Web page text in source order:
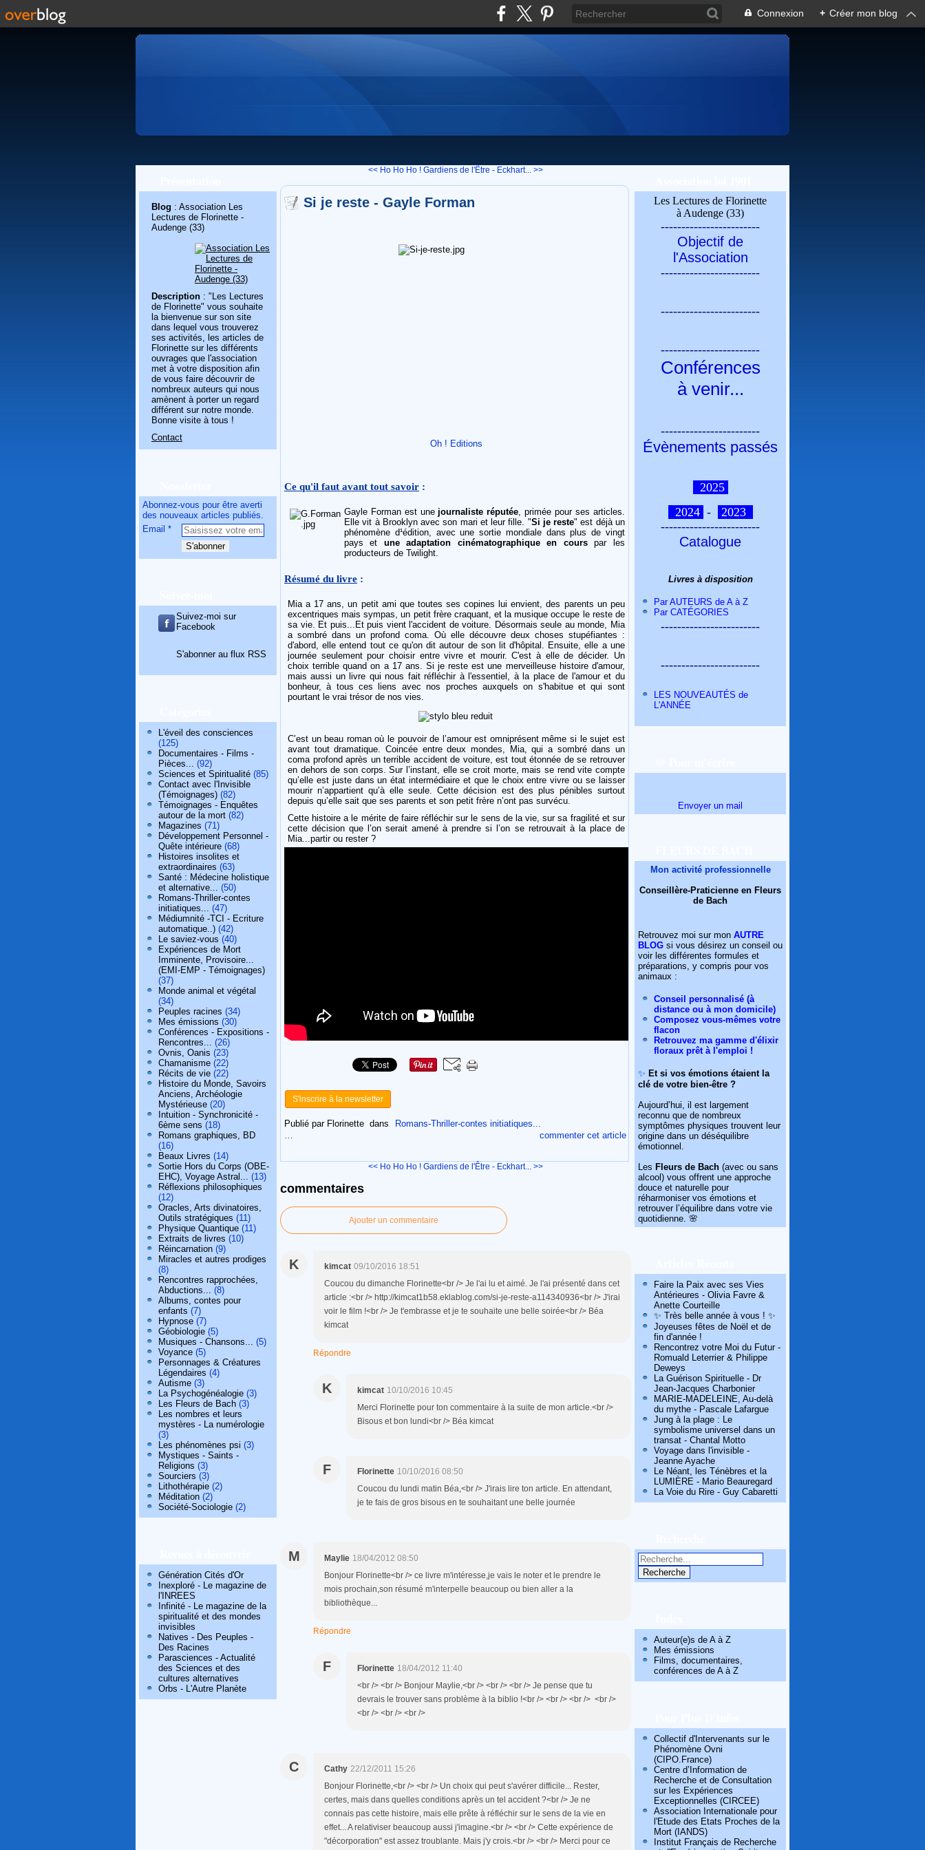
Connexion + Créer mon blog
Blog : Association Les
Lectures de Florinette -
Audenge (33)
Description : "Les Lectures
de Florinette" vous souhaite
la bienvenue sur son site
dans lequel vous trouverez
ses activités, les articles de
Florinette sur les différents
ouvrages que l'association
met à votre disposition afin
de vous faire découvrir de
nombreux auteurs qui nous
amènent à porter un regard
différent sur notre monde.
Bonne visite à tous !
Contact
Abonnez-vous pour être averti
des nouveaux articles publiés.
Email
Suivez-moi sur
Facebook
S'abonner au flux RSS
L'éveil des consciences
(125)
Documentaires - Films -
Pièces... (92)
Sciences et Spiritualité (85)
Contact avec l'Invisible
(Témoignages) (82)
Témoignages - Enquêtes
autour de la mort (82)
Magazines (71)
Développement Personnel -
Quête intérieure (68)
Histoires insolites et
extraordinaires (63)
Santé : Médecine holistique
et alternative... (50)
Romans-Thriller-contes
initiatiques... (47)
Médiumnité -TCI - Ecriture
automatique..) (42)
Le saviez-vous (40)
Expériences de Mort
Imminente, Provisoire...
(EMI-EMP - Témoignages)
(37)
Monde animal et végétal
(34)
Peuples racines (34)
Mes émissions (30)
Conférences - Expositions -
Rencontres... (26)
Ovnis, Oanis (23)
Chamanisme (22)
Récits de vie (22)
Histoire du Monde, Savoirs
Anciens, Archéologie
Mystérieuse (20)
Intuition - Synchronicité -
6ème sens (18)
Romans graphiques, BD
(16)
Beaux Livres (14)
Sortie Hors du Corps (OBE-
EHC), Voyage Astral... (13)
Réflexions philosophiques
(12)
Oracles, Arts divinatoires,
Outils stratégiques (11)
Physique Quantique (11)
Extraits de livres (10)
Réincarnation (9)
Miracles et autres prodiges
(8)
Rencontres rapprochées,
Abductions... (8)
Albums, contes pour
enfants (7)
Hypnose (7)
Géobiologie (5)
Musiques - Chansons... (5)
Voyance (5)
Personnages & Créatures
Légendaires (4)
Autisme (3)
La Psychogénéalogie (3)
Les Fleurs de Bach (3)
Les nombres et leurs
mystères - La numérologie
(3)
Les phénomènes psi (3)
Mystiques - Saints -
Religions (3)
Sourciers (3)
Lithothérapie (2)
Méditation (2)
Société-Sociologie (2)
Génération Cités d'Or
Inexploré - Le magazine de
l'INREES
Infinité - Le magazine de la
spiritualité et des mondes
invisibles
Natives - Des Peuples -
Des Racines
Parasciences - Actualité
des Sciences et des
cultures alternatives
Orbs - L'Autre Planète
<< Ho Ho Ho ! Gardiens de l'Être - Eckhart... >>
Si je reste - Gayle Forman
Oh ! Editions
Ce qu'il faut avant tout savoir :
Gayle Forman est une journaliste réputée, primée pour ses articles.
Elle vit à Brooklyn avec son mari et leur fille. "Si je reste" est déjà un
phénomène d¹édition, avec une sortie mondiale dans plus de vingt
pays et une adaptation cinématographique en courspar les
producteurs de Twilight.
Résumé du livre :
Mia a 17 ans, un petit ami que toutes ses copines lui envient, des parents un peu
excentriques mais sympas, un petit frère craquant, et la musique occupe le reste de
sa vie. Et puis...Et puis vient l'accident de voiture. Désormais seule au monde, Mia
a sombré dans un profond coma. Où elle découvre deux choses stupéfiantes :
d'abord, elle entend tout ce qu'on dit autour de son lit d'hôpital. Ensuite, elle a une
journée seulement pour choisir entre vivre et mourir. C'est à elle de décider. Un
choix terrible quand on a 17 ans. Si je reste est une merveilleuse histoire d'amour,
mais aussi un livre qui nous fait réfléchir à l'essentiel, à la place de l'amour et du
bonheur, à tous ces liens avec nos proches auxquels on s'habitue et qui sont
pourtant le vrai trésor de nos vies.
C’est un beau roman où le pouvoir de l’amour est omniprésent même si le sujet est
avant tout dramatique. Coincée entre deux mondes, Mia, qui a sombré dans un
coma profond après un terrible accident de voiture, est tout étonnée de se retrouver
en dehors de son corps. Sur l’instant, elle se croit morte, mais se rend vite compte
qu’elle est juste dans un état intermédiaire et que le choix entre vivre ou se laisser
mourir n’appartient qu’à elle seule. Cette décision est des plus pénibles surtout
depuis qu’elle sait que ses parents et son petit frère n’ont pas survécu.
Cette histoire a le mérite de faire réfléchir sur le sens de la vie, sur sa fragilité et sur
cette décision que l’on serait amené à prendre si l’on se retrouvait à la place de
Mia...partir ou rester ?
S'inscrire à la newsletter
Publié par Florinette dans
Romans-Thriller-contes initiatiques...
commenter cet article
…
<< Ho Ho Ho ! Gardiens de l'Être - Eckhart... >>
commentaires
Ajouter un commentaire
K kimcat 09/10/2016 18:51
Coucou du dimanche Florinette<br /> Je l'ai lu et aimé. Je l'ai présenté dans cet
article :<br /> http://kimcat1b58.eklablog.com/si-je-reste-a114340936<br /> J'irai
voir le film !<br /> Je t'embrasse et je te souhaite une belle soirée<br /> Béa
kimcat
Répondre
K kimcat 10/10/2016 10:45
Merci Florinette pour ton commentaire à la suite de mon article.<br />
Bisous et bon lundi<br /> Béa kimcat
F Florinette 10/10/2016 08:50
Coucou du lundi matin Béa,<br /> J'irais lire ton article. En attendant,
je te fais de gros bisous en te souhaitant une belle journée
M Maylie 18/04/2012 08:50
Bonjour Florinette<br /> ce livre m'intéresse,je vais le noter et le prendre le
mois prochain,son résumé m'interpelle beaucoup ou bien aller a la
bibliothèque...
Répondre
F Florinette 18/04/2012 11:40
<br /> <br /> Bonjour Maylie,<br /> <br /> <br /> Je pense que tu
devrais le trouver sans problème à la biblio !<br /> <br /> <br /> <br />
<br /> <br /> <br />
C Cathy 22/12/2011 15:26
Bonjour Florinette,<br /> <br /> Un choix qui peut s'avérer difficile... Rester,
certes, mais dans quelles conditions après un tel accident ?<br /> Je ne
connais pas cette histoire, mais elle prête à réfléchir sur le sens de la vie en
effet... A relativiser beaucoup aussi j'imagine.<br /> <br /> Cette expérience de
"décorporation" est assez troublante. Mais j'y crois.<br /> <br /> Merci pour ce
Les Lectures de Florinette
à Audenge (33)
------------------------
Objectif de
l'Association
------------------------
------------------------
------------------------
Conférences
à venir...
------------------------
Évènements passés
2025
2024 -
2023
------------------------
Catalogue
Livres à disposition
Par AUTEURS de A à Z
Par CATÉGORIES
------------------------
------------------------
LES NOUVEAUTÉS de
L'ANNÉE
Envoyer un mail
Mon activité professionnelle
Conseillère-Praticienne en Fleurs
de Bach
Retrouvez moi sur mon AUTRE
BLOG si vous désirez un conseil ou
voir les différentes formules et
préparations, y compris pour vos
animaux :
Conseil personnalisé (à
distance ou à mon domicile)
Composez vous-mêmes votre
flacon
Retrouvez ma gamme d'élixir
floraux prêt à l'emploi !
✨ Et si vos émotions étaient la
clé de votre bien-être ?
Aujourd’hui, il est largement
reconnu que de nombreux
symptômes physiques trouvent leur
origine dans un déséquilibre
émotionnel.
Les Fleurs de Bach (avec ou sans
alcool) vous offrent une approche
douce et naturelle pour
réharmoniser vos émotions et
retrouver l’équilibre dans votre vie
quotidienne. 🌸
Faire la Paix avec ses Vies
Antérieures - Olivia Favre &
Anette Courteille
✨ Très belle année à vous ! ✨
Joyeuses fêtes de Noël et de
fin d'année !
Rencontrez votre Moi du Futur -
Romuald Leterrier & Philippe
Deweys
La Guérison Spirituelle - Dr
Jean-Jacques Charbonier
MARIE-MADELEINE, Au-delà
du mythe - Pascale Lafargue
Jung à la plage : Le
symbolisme universel dans un
transat - Chantal Motto
Voyage dans l'invisible -
Jeanne Ayache
Le Néant, les Ténèbres et la
LUMIÈRE - Mario Beauregard
La Voie du Rire - Guy Cabaretti
Auteur(e)s de A à Z
Mes émissions
Films, documentaires,
conférences de A à Z
Collectif d'Intervenants sur le
Phénomène Ovni
(CIPO.France)
Centre d’Information de
Recherche et de Consultation
sur les Expériences
Exceptionnelles (CIRCEE)
Association Internationale pour
l'Etude des Etats Proches de la
Mort (IANDS)
Institut Français de Recherche